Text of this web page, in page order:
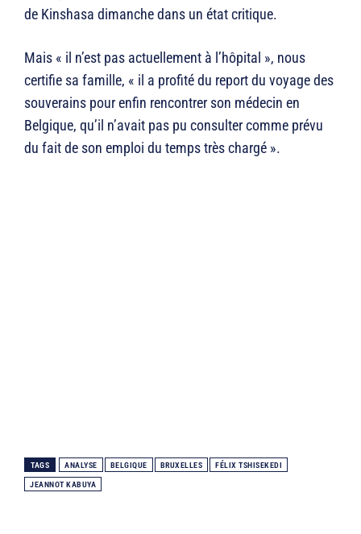
de Kinshasa dimanche dans un état critique.
Mais « il n’est pas actuellement à l’hôpital », nous
certifie sa famille, « il a profité du report du voyage des
souverains pour enfin rencontrer son médecin en
Belgique, qu’il n’avait pas pu consulter comme prévu
du fait de son emploi du temps très chargé ».
TAGS ANALYSE BELGIQUE BRUXELLES FÉLIX TSHISEKEDI
JEANNOT KABUYA